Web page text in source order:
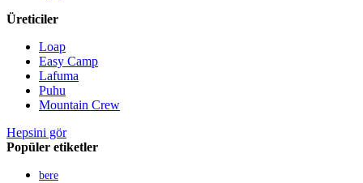
Üreticiler
Loap
Easy Camp
Lafuma
Puhu
Mountain Crew
Hepsini gör
Popüler etiketler
bere